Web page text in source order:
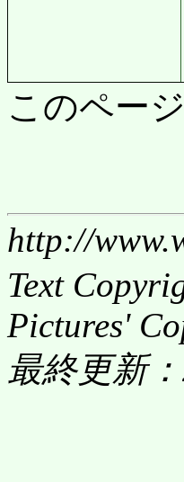
このペー
http://
Text
Pictures'
最終更新